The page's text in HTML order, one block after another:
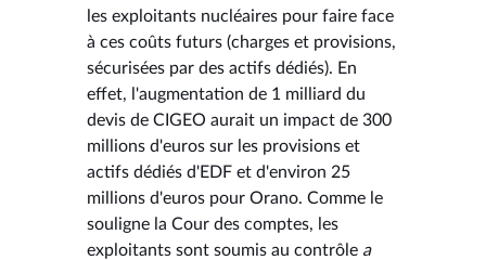
les exploitants nucléaires pour faire face
à ces coûts futurs (charges et provisions,
sécurisées par des actifs dédiés). En
effet, l'augmentation de 1 milliard du
devis de CIGEO aurait un impact de 300
millions d'euros sur les provisions et
actifs dédiés d'EDF et d'environ 25
millions d'euros pour Orano. Comme le
souligne la Cour des comptes, les
exploitants sont soumis au contrôle a